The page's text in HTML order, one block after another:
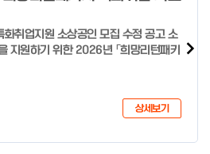
취업지원 소상공인 모집 수정 공고 소
지원하기 위한 2026년 「희망리턴패키
음과 같이 공고합니다. '26.6.2(화)은
류검토가 불가함에 따라 기초교육
내드립니다. (6/3 모집 재개) □ 사업명:
원 □ 지원대상: 폐업(예정) 소상공인
청·접수 가능 ** 기초교육 신청 가능
상세보기